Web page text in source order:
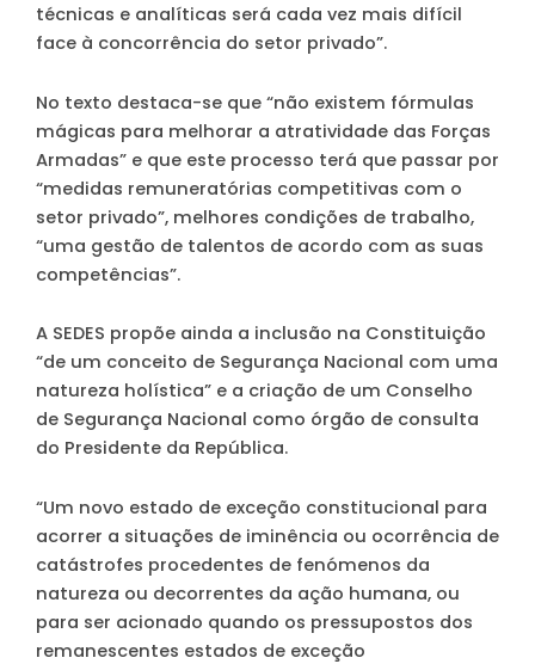
técnicas e analíticas será cada vez mais difícil
face à concorrência do setor privado”.
No texto destaca-se que “não existem fórmulas
mágicas para melhorar a atratividade das Forças
Armadas” e que este processo terá que passar por
“medidas remuneratórias competitivas com o
setor privado”, melhores condições de trabalho,
“uma gestão de talentos de acordo com as suas
competências”.
A SEDES propõe ainda a inclusão na Constituição
“de um conceito de Segurança Nacional com uma
natureza holística” e a criação de um Conselho
de Segurança Nacional como órgão de consulta
do Presidente da República.
“Um novo estado de exceção constitucional para
acorrer a situações de iminência ou ocorrência de
catástrofes procedentes de fenómenos da
natureza ou decorrentes da ação humana, ou
para ser acionado quando os pressupostos dos
remanescentes estados de exceção